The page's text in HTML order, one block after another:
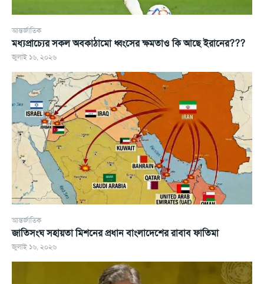
আন্তর্জাতিক
মধ্যপ্রাচ্যের সকল অবকাঠামো ধ্বংসের ক্ষমতাও কি আছে ইরানের???
জুলাই ১৬, ২০২৬
আন্তর্জাতিক
জাতিসংঘ সহায়তা মিশনের প্রধান বাংলাদেশের রাবাব ফাতিমা
জুলাই ১৬, ২০২৬